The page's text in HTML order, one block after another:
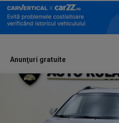
Anunţuri gratuite